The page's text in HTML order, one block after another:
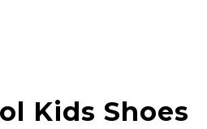
Kids Shoes